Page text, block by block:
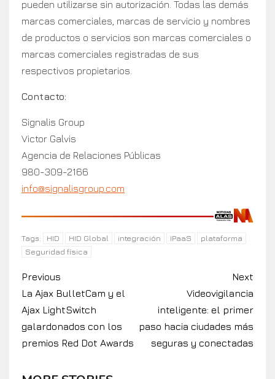
pueden utilizarse sin autorización. Todas las demás
marcas comerciales, marcas de servicio y nombres
de productos o servicios son marcas comerciales o
marcas comerciales registradas de sus
respectivos propietarios.
Contacto:
Signalis Group
Victor Galvis
Agencia de Relaciones Públicas
980-309-2166
info@signalisgroup.com
Tags: HID HID Global integración IPaaS
plataforma
Seguridad física
Previous
La Ajax BulletCam y el
Ajax LightSwitch
galardonados con los
premios Red Dot Awards
Next
Videovigilancia
inteligente: el primer
paso hacia ciudades más
seguras y conectadas